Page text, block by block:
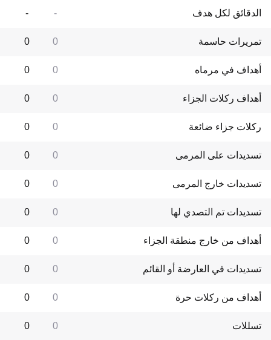
الدقائق لكل هدف -
-
تمريرات حاسمة 0
0
أهداف في مرماه 0
0
أهداف ركلات الجزاء 0
0
ركلات جزاء ضائعة 0
0
تسديدات على المرمى 0
0
تسديدات خارج المرمى 0
0
تسديدات تم التصدي لها 0
0
أهداف من خارج منطقة الجزاء 0
0
تسديدات في العارضة أو القائم 0
0
أهداف من ركلات حرة 0
0
تسللات 0
0